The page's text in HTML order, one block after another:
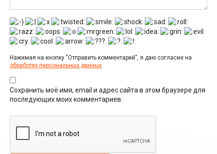
Нажимая на кнопку "Отправить комментарий", я даю согласие на
обработку персональных данных.
Сохранить моё имя, email и адрес сайта в этом браузере для
последующих моих комментариев.